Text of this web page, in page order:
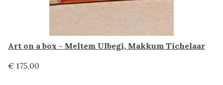
Art on a box - Meltem Ulbegi, Makkum Tichelaar
€ 175,00